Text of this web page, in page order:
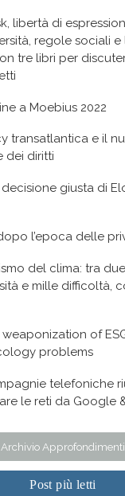
libertà di
regole sociali e
tre libri per
a Moebius 2022
transatlantica e il
dei diritti
giusta di
l’epoca delle
del clima: tra due
e mille difficoltà,
weaponization of
problems
telefoniche
le reti da Google
Archivio Approfondimenti
Post più letti